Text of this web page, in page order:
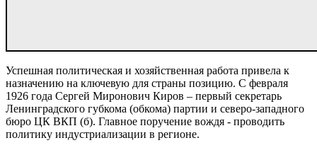
Успешная политическая и хозяйственная работа привела к
назначению на ключевую для страны позицию. С февраля
1926 года Сергей Миронович Киров – первый секретарь
Ленинградского губкома (обкома) партии и северо-западного
бюро ЦК ВКП (б). Главное поручение вождя - проводить
политику индустриализации в регионе.